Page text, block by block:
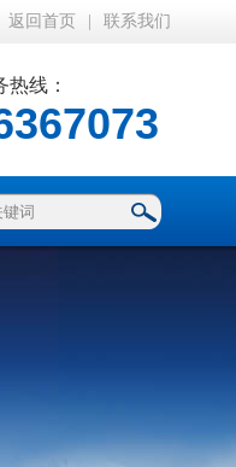
返回首页 联系我们
线：